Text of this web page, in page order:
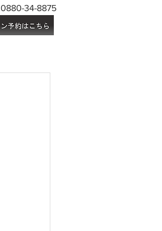
0880-34-8875